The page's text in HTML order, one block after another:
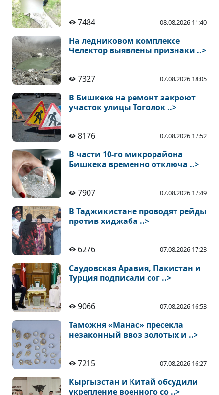
7484 08.08.2026 11:40
На ледниковом комплексе
Челектор выявлены признаки ..>
7327 07.08.2026 18:05
В Бишкеке на ремонт закроют
участок улицы Тоголок ..>
8176 07.08.2026 17:52
В части 10-го микрорайона
Бишкека временно отключа ..>
7907 07.08.2026 17:49
В Таджикистане проводят рейды
против хиджаба ..>
6276 07.08.2026 17:23
Саудовская Аравия, Пакистан и
Турция подписали сог ..>
9066 07.08.2026 16:53
Таможня «Манас» пресекла
незаконный ввоз золотых и ..>
7215 07.08.2026 16:27
Кыргызстан и Китай обсудили
укрепление военного со ..>